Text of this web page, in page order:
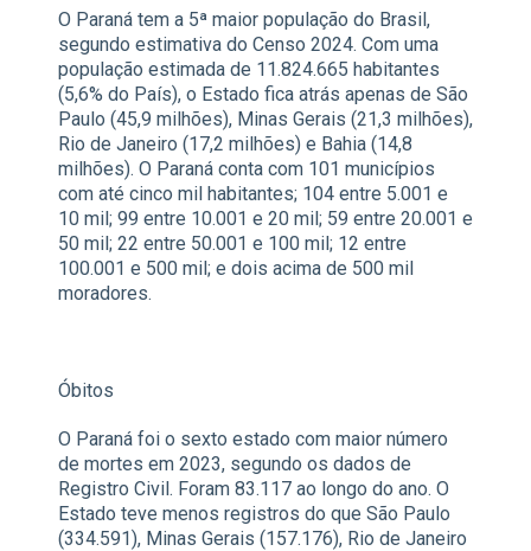
O Paraná tem a 5ª maior população do Brasil,
segundo estimativa do Censo 2024. Com uma
população estimada de 11.824.665 habitantes
(5,6% do País), o Estado fica atrás apenas de São
Paulo (45,9 milhões), Minas Gerais (21,3 milhões),
Rio de Janeiro (17,2 milhões) e Bahia (14,8
milhões). O Paraná conta com 101 municípios
com até cinco mil habitantes; 104 entre 5.001 e
10 mil; 99 entre 10.001 e 20 mil; 59 entre 20.001 e
50 mil; 22 entre 50.001 e 100 mil; 12 entre
100.001 e 500 mil; e dois acima de 500 mil
moradores.
Óbitos
O Paraná foi o sexto estado com maior número
de mortes em 2023, segundo os dados de
Registro Civil. Foram 83.117 ao longo do ano. O
Estado teve menos registros do que São Paulo
(334.591), Minas Gerais (157.176), Rio de Janeiro